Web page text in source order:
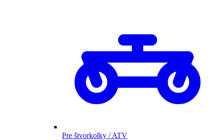
Pre štvorkolky / ATV